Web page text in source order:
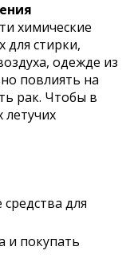
химические
для стирки,
одежде из
повлиять на
рак. Чтобы в
для
и покупать